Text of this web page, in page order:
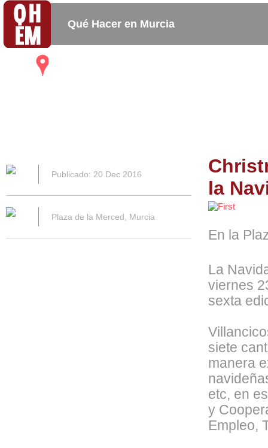
Qué Hacer en Murcia
la
En la
La
viernes
sexta
siete
manera
etc, en
y
Empleo,
Publicado: 20 Dec 2016
Plaza de la Merced, Murcia